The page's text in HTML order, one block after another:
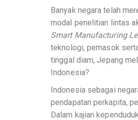
Banyak negara telah
modal penelitian lintas
Smart Manufacturing
teknologi, pemasok
tinggal diam, Jepang
Indonesia?
Indonesia sebagai
pendapatan perkapita,
Dalam kajian